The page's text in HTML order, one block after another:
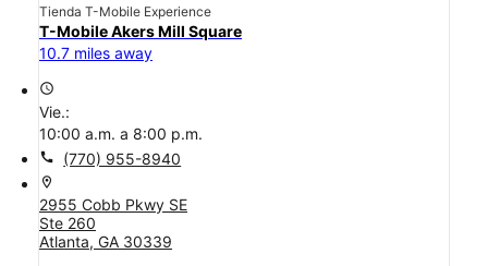
Tienda T-Mobile Experience
T-Mobile Akers Mill Square
10.7 miles away
access_time
Vie.:
10:00 a.m. a 8:00 p.m.
call (770) 955-8940
location_on
2955 Cobb Pkwy SE
Ste 260
Atlanta, GA 30339